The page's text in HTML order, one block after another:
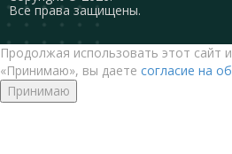
Все права защищены.
Продолжая использовать этот сайт
«Принимаю», вы даете согласие на
Принимаю